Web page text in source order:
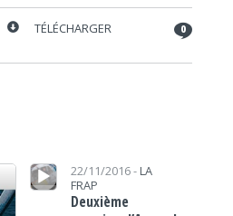
TÉLÉCHARGER 0
Lecteur audio 22/11/2016 - LA
FRAP
Deuxième